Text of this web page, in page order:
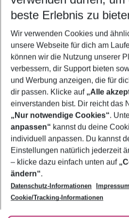
5-8 Nächte
2 Erwachsene Keine Kinder
Mehr Filter
Footer
Footer navigation
Über uns
AGB
Bestpreisgarantie
Cookie-Einstellungen ändern
Cookie-Richtlinie
Agenturbetreuung
Barrierefreies Reisen
Folge uns
beste Erlebnis zu
Wir verwenden Cookies und
unsere Webseite für dich am
können wir die Nutzung unserer
verbessern, dir Support bieten
und Werbung anzeigen, die für
dir passen. Klicke auf „Alle
einverstanden bist. Dir reicht das
„Nur notwendige Cookies“.
anpassen“ kannst du deine
individuell anpassen. Du kannst
Einstellungen natürlich jederzeit
– klicke dazu einfach unten auf
ändern“.
Datenschutz-Informationen
Impressum
Cookie/Tracking-Informationen